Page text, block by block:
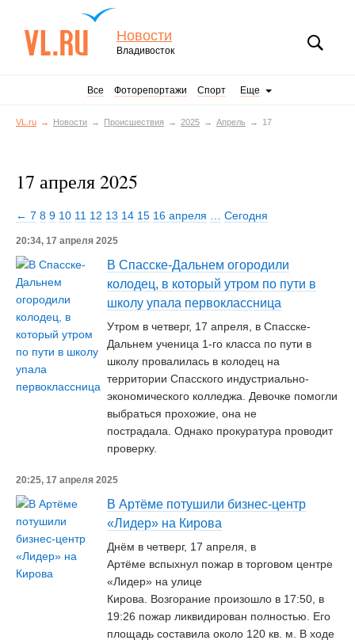
Новости
Владивосток
Все Фоторепортажи Спорт Еще
VL.ru Новости Происшествия 2025 Апрель 17
17 апреля 2025
← 7 8 9 10 11 12 13 14 15 16 апреля Сегодня
20:34, 17 апреля 2025
В Спасске-Дальнем огородили
колодец, в который утром по пути в
школу упала первоклассница
Утром в четверг, 17 апреля, в Спасске-
Дальнем ученица 1-го класса по пути в
школу провалилась в колодец на
территории Спасского индустриально-
экономического колледжа. Девочке помогли
выбраться прохожие, она не
пострадала. Однако прокуратура проводит
проверку.
20:25, 17 апреля 2025
В Артёме потушили бизнес-центр
«Лидер» на Кирова
Днём в четверг, 17 апреля, в
Артёме вспыхнул пожар в торговом центре
«Лидер» на улице
Кирова. Возгорание произошло в 17:50, в
19:26 пожар ликвидирован полностью. Его
площадь составила около 120 кв. м. В ходе